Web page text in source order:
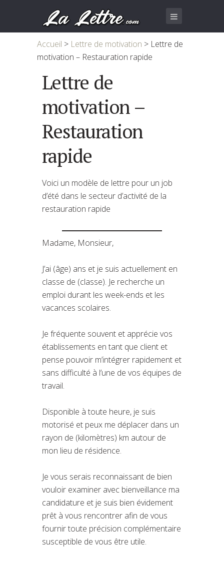
Accueil > Lettre de motivation > Lettre de
motivation – Restauration rapide
Lettre de
motivation –
Restauration
rapide
Voici un modèle de lettre pour un job
d’été dans le secteur d’activité de la
restauration rapide
Madame, Monsieur,
J’ai (âge) ans et je suis actuellement en
classe de (classe). Je recherche un
emploi durant les week-ends et les
vacances scolaires.
Je fréquente souvent et apprécie vos
établissements en tant que client et
pense pouvoir m’intégrer rapidement et
sans difficulté à l’une de vos équipes de
travail.
Disponible à toute heure, je suis
motorisé et peux me déplacer dans un
rayon de (kilomètres) km autour de
mon lieu de résidence.
Je vous serais reconnaissant de bien
vouloir examiner avec bienveillance ma
candidature et je suis bien évidement
prêt à vous rencontrer afin de vous
fournir toute précision complémentaire
susceptible de vous être utile.